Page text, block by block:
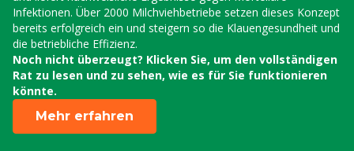
Infektionen. Über 2000 Milchviehbetriebe setzen dieses Konzept
bereits erfolgreich ein und steigern so die Klauengesundheit und
die betriebliche Effizienz.
Noch nicht überzeugt? Klicken Sie, um den vollständigen
Rat zu lesen und zu sehen, wie es für Sie funktionieren
könnte.
Mehr erfahren